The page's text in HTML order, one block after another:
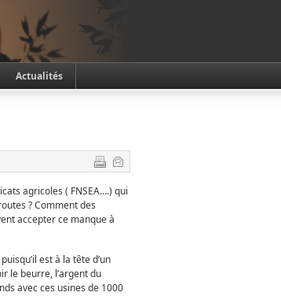
Actualités
agricoles ( FNSEA….) qui
? Comment des
accepter ce manque à
est à la tête d’un
le beurre, l’argent du
avec ces usines de 1000